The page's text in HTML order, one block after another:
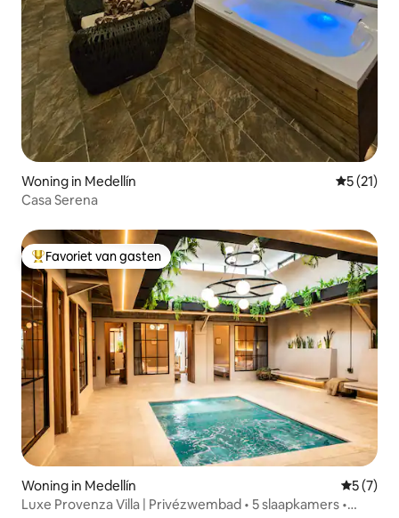
Woning in Medellín
5 (21)
Casa Serena
Topfavoriet van gasten
Favoriet van gasten
Woning in Medellín
5 (7)
Luxe Provenza Villa | Privézwembad • 5 slaapkamers •